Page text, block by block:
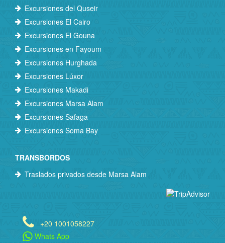
Excursiones del Quseir
Excursiones El Cairo
Excursiones El Gouna
Excursiones en Fayoum
Excursiones Hurghada
Excursiones Lúxor
Excursiones Makadi
Excursiones Marsa Alam
Excursiones Safaga
Excursiones Soma Bay
TRANSBORDOS
Traslados privados desde Marsa Alam
+20 1001058227
Whats App